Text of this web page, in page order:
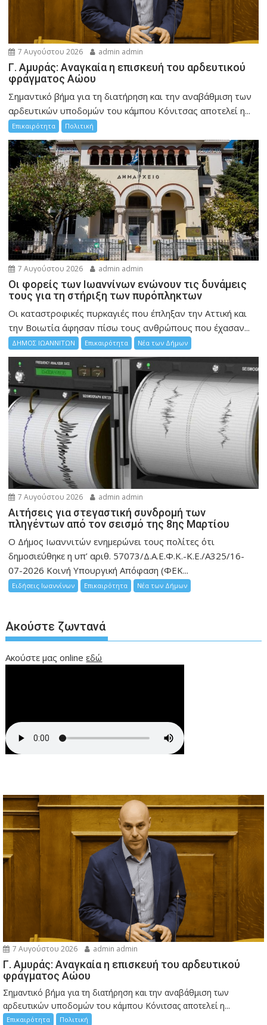
7 Αυγούστου 2026 admin admin
Γ. Αμυράς: Αναγκαία η επισκευή του αρδευτικού
φράγματος Αώου
Σημαντικό βήμα για τη διατήρηση και την αναβάθμιση των
αρδευτικών υποδομών του κάμπου Κόνιτσας αποτελεί η...
Επικαιρότητα Πολιτική
7 Αυγούστου 2026 admin admin
Οι φορείς των Ιωαννίνων ενώνουν τις δυνάμεις
τους για τη στήριξη των πυρόπληκτων
Οι καταστροφικές πυρκαγιές που έπληξαν την Αττική και
την Bοιωτία άφησαν πίσω τους ανθρώπους που έχασαν...
ΔΗΜΟΣ ΙΩΑΝΝΙΤΩΝ Επικαιρότητα Νέα των Δήμων
7 Αυγούστου 2026 admin admin
Αιτήσεις για στεγαστική συνδρομή των
πληγέντων από τον σεισμό της 8ης Μαρτίου
Ο Δήμος Ιωαννιτών ενημερώνει τους πολίτες ότι
δημοσιεύθηκε η υπ’ αριθ. 57073/Δ.Α.Ε.Φ.Κ.-Κ.Ε./Α325/16-
07-2026 Κοινή Υπουργική Απόφαση (ΦΕΚ...
Ειδήσεις Ιωαννίνων Επικαιρότητα Νέα των Δήμων
Ακούστε ζωντανά
Ακούστε μας onlineεδώ
7 Αυγούστου 2026 admin admin
Γ. Αμυράς: Αναγκαία η επισκευή του αρδευτικού
φράγματος Αώου
Σημαντικό βήμα για τη διατήρηση και την αναβάθμιση των
αρδευτικών υποδομών του κάμπου Κόνιτσας αποτελεί η...
Επικαιρότητα Πολιτική